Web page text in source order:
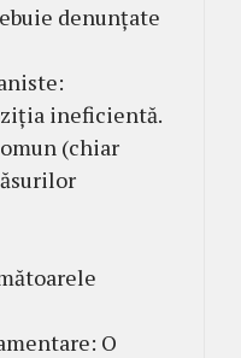
denunțate
ineficientă.
(chiar
O